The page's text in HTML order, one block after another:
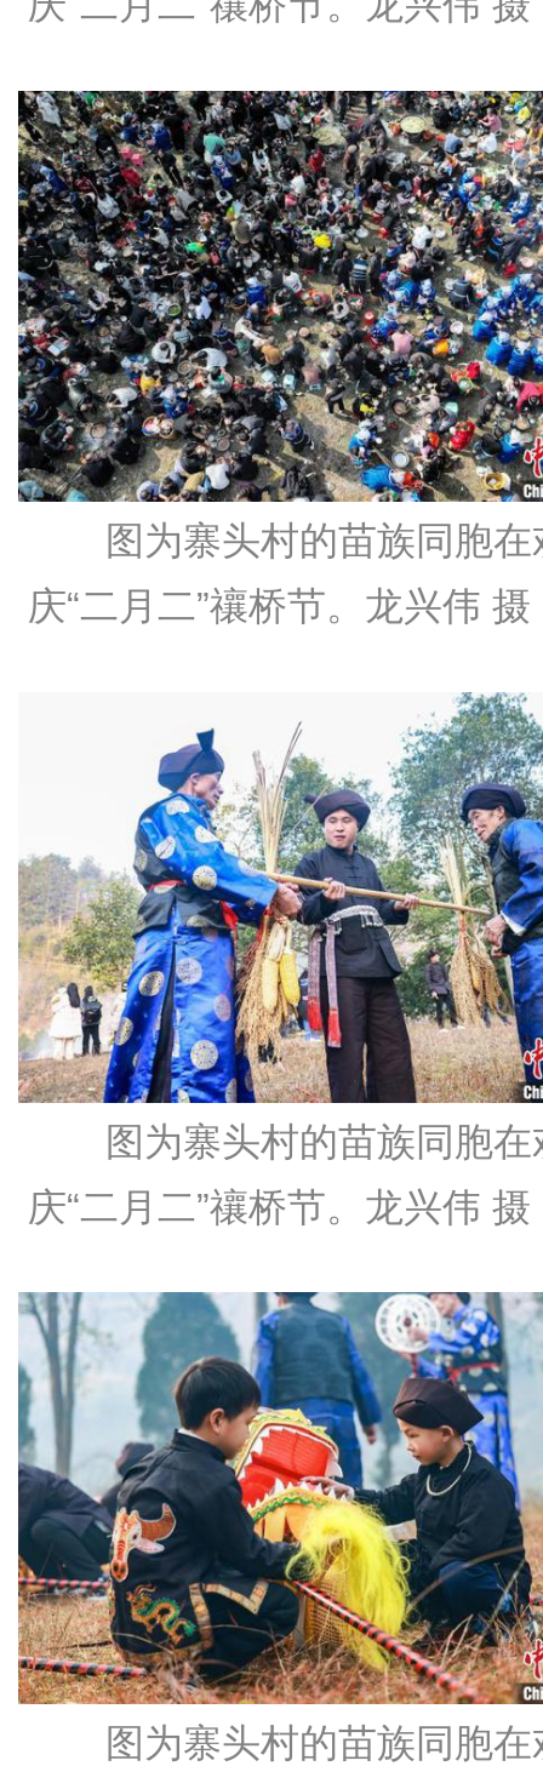
图为寨头村的苗族同胞在
庆“二月二”禳桥节。龙兴伟 摄
图为寨头村的苗族同胞在
庆“二月二”禳桥节。龙兴伟 摄
图为寨头村的苗族同胞在